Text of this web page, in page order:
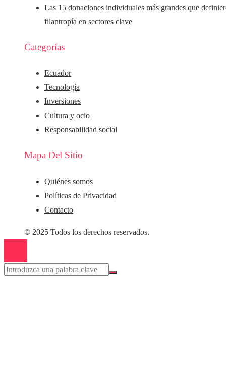
Las 15 donaciones individuales más grandes que
filantropía en sectores clave
Categorías
Ecuador
Tecnología
Inversiones
Cultura y ocio
Responsabilidad social
Mapa Del Sitio
Quiénes somos
Políticas de Privacidad
Contacto
© 2025 Todos los derechos reservados.